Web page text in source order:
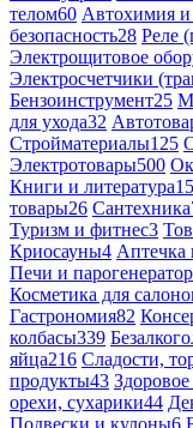
телом60 Автохимия и
безопасность28 Реле
Электрощитовое
Электросчетчики
Бензоинструмент25
для ухода32
Стройматериалы125
Электротовары500
Книги и литература
товары26 Сантехника
Туризм и фитнес3
Криосауны4
Печи и
Косметика для
Гастрономия82
колбасы339
яйца216 Сладости,
продукты43
орехи, сухарики44
Подвески и кулоны6